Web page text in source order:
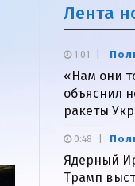
Лента
«Нам они
объяснил
ракеты
1:01
Ядерный
Трамп
0:48